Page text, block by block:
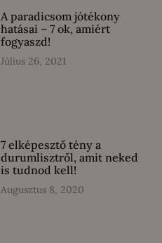
A paradicsom jótékony
hatásai – 7 ok, amiért
fogyaszd!
Július 26, 2021
7 elképesztő tény a
durumlisztről, amit neked
is tudnod kell!
Augusztus 8, 2020